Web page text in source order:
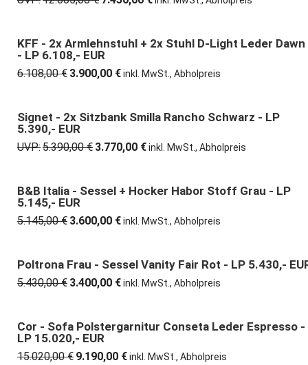
12.005,00 €
7.450,00 €.
36% günstiger
KFF - 2x Armlehnstuhl + 2x Stuhl D-Light Leder Dawn
- LP 6.108,- EUR
6.108,00€ Ursprünglicher
6.108,00 €
3.900,00 €Aktueller
3.900,00 €.
inkl. MwSt., Abholpreis
30% günstiger
Signet - 2x Sitzbank Smilla Rancho Schwarz - LP
5.390,- EUR
UVP:5.390,00€ Ursprünglicher
5.390,00 €
3.770,00 €Aktueller
3.770,00 €.
inkl. MwSt., Abholpreis
30% günstiger
B&B Italia - Sessel + Hocker Habor Stoff Grau - LP
5.145,- EUR
5.145,00€ Ursprünglicher
5.145,00 €
3.600,00 €Aktueller
3.600,00 €.
inkl. MwSt., Abholpreis
37% günstiger
Poltrona Frau - Sessel Vanity Fair Rot - LP 5.430,-
5.430,00€ Ursprünglicher
5.430,00 €
3.400,00 €Aktueller
3.400,00 €.
inkl. MwSt., Abholpreis
39% günstiger
Cor - Sofa Polstergarnitur Conseta Leder Espresso -
LP 15.020,- EUR
15.020,00€ Ursprünglicher
9.190,00 €Aktueller
inkl. MwSt., Abholpreis